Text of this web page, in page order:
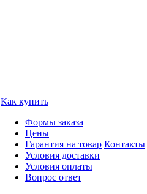
Как купить
Формы заказа
Цены
Гарантия на товар
Условия доставки
Условия оплаты
Вопрос ответ
Контакты